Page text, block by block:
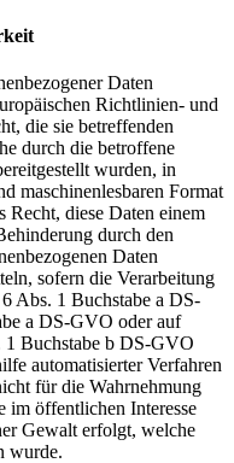
Daten
Richtlinien- und
die sie betreffenden
durch die betroffene
wurden, in
maschinenlesbaren Format
Recht, diese Daten einem
durch den
Daten
sofern die Verarbeitung
Abs. 1 Buchstabe a DS-
a DS-GVO oder auf
1 Buchstabe b DS-GVO
automatisierter Verfahren
für die Wahrnehmung
im öffentlichen Interesse
Gewalt erfolgt, welche
wurde.